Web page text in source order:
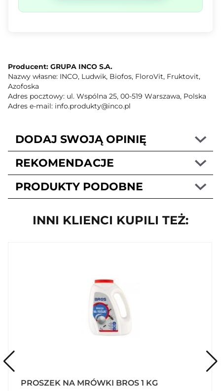
Producent: GRUPA INCO S.A.
Nazwy własne: INCO, Ludwik, Biofos, FloroVit, Fruktovit,
Azofoska
Adres pocztowy: ul. Wspólna 25, 00-519 Warszawa, Polska
Adres e-mail: info.produkty@inco.pl
DODAJ SWOJĄ OPINIĘ
REKOMENDACJE
PRODUKTY PODOBNE
INNI KLIENCI KUPILI TEŻ:
PROSZEK NA MRÓWKI BROS 1 KG